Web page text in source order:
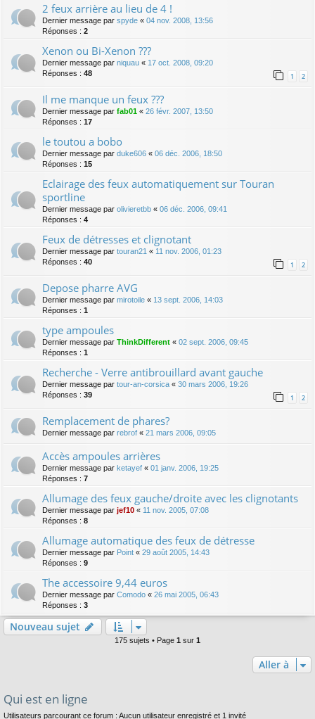
2 feux arrière au lieu de 4 !
Dernier message par spyde « 04 nov. 2008, 13:56
Réponses : 2
Xenon ou Bi-Xenon ???
Dernier message par niquau « 17 oct. 2008, 09:20
Réponses : 48 1 2
Il me manque un feux ???
Dernier message par fab01 « 26 févr. 2007, 13:50
Réponses : 17
le toutou a bobo
Dernier message par duke606 « 06 déc. 2006, 18:50
Réponses : 15
Eclairage des feux automatiquement sur Touran
sportline
Dernier message par olivieretbb « 06 déc. 2006, 09:41
Réponses : 4
Feux de détresses et clignotant
Dernier message par touran21 « 11 nov. 2006, 01:23
Réponses : 40 1 2
Depose pharre AVG
Dernier message par mirotoile « 13 sept. 2006, 14:03
Réponses : 1
type ampoules
Dernier message par ThinkDifferent « 02 sept. 2006, 09:45
Réponses : 1
Recherche - Verre antibrouillard avant gauche
Dernier message par tour-an-corsica « 30 mars 2006, 19:26
Réponses : 39 1 2
Remplacement de phares?
Dernier message par rebrof « 21 mars 2006, 09:05
Accès ampoules arrières
Dernier message par ketayef « 01 janv. 2006, 19:25
Réponses : 7
Allumage des feux gauche/droite avec les clignotants
Dernier message par jef10 « 11 nov. 2005, 07:08
Réponses : 8
Allumage automatique des feux de détresse
Dernier message par Point « 29 août 2005, 14:43
Réponses : 9
The accessoire 9,44 euros
Dernier message par Comodo « 26 mai 2005, 06:43
Réponses : 3
Nouveau sujet
175 sujets • Page 1 sur 1
Aller à
Qui est en ligne
Utilisateurs parcourant ce forum : Aucun utilisateur enregistré et 1 invité